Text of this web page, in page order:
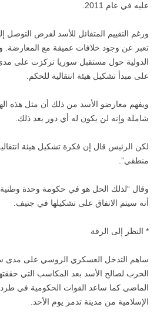
عليه في عام 2011.
ورغم التقييم المتفائل للأسد لفرص
تعبر عن وجود خلافات عميقة مع المعارضة.
الدولية حول مستقبل سوريا تركزت على مدى
على مبدأ تشكيل هيئة انتقالية للحكم.
ويفهم معارضو الأسد من ذلك أن مثل هذه
شاملة وإنه لن يكون له أي دور بعد ذلك.
لكن الرئيس قال إن فكرة تشكيل هيئة
منطقي”.
وقال “لذلك الحل هو في حكومة وحدة وطنية
أنه سيتم الاتفاق على تشكيلها في جنيف.
* النظر إلى الرقة
ساهم التدخل العسكري الروسي على مدى
الحرب لصالح الأسد بعد المكاسب التي
الماضي كما ساعد القوات الحكومية في طرد
الإسلامية من مدينة تدمر يوم الأحد.